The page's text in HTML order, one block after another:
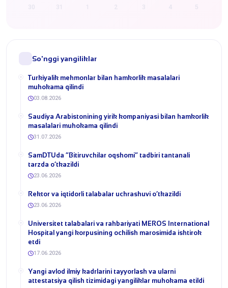
3 4 5
So'nggi yangiliklar
Turkiyalik mehmonlar bilan hamkorlik masalalari
muhokama qilindi
03.08.2026
​Saudiya Arabistonining yirik kompaniyasi bilan hamkorlik
masalalari muhokama qilindi
31.07.2026
​SamDTUda “Bitiruvchilar oqshomi” tadbiri tantanali
tarzda o‘tkazildi
23.06.2026
​Rektor va iqtidorli talabalar uchrashuvi o‘tkazildi
23.06.2026
Universitet talabalari va rahbariyati MEROS International
Hospital yangi korpusining ochilish marosimida ishtirok
etdi
17.06.2026
Yangi avlod ilmiy kadrlarini tayyorlash va ularni
attestatsiya qilish tizimidagi yangiliklar muhokama etildi